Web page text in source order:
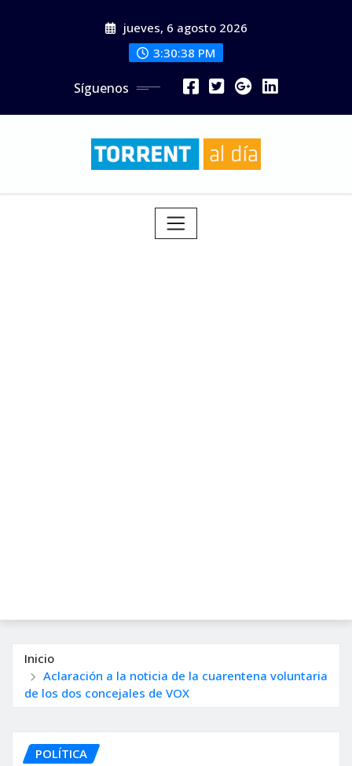
jueves, 6 agosto 2026
3:30:39 PM
Síguenos
Inicio
Aclaración a la noticia de la cuarentena voluntaria
de los dos concejales de VOX
POLÍTICA